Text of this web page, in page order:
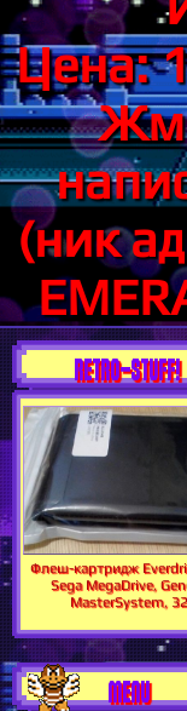
Цена:
(ник
RETRO-STUFF!
Флеш-картридж
Sega MegaDrive,
MasterSystem,
MENU